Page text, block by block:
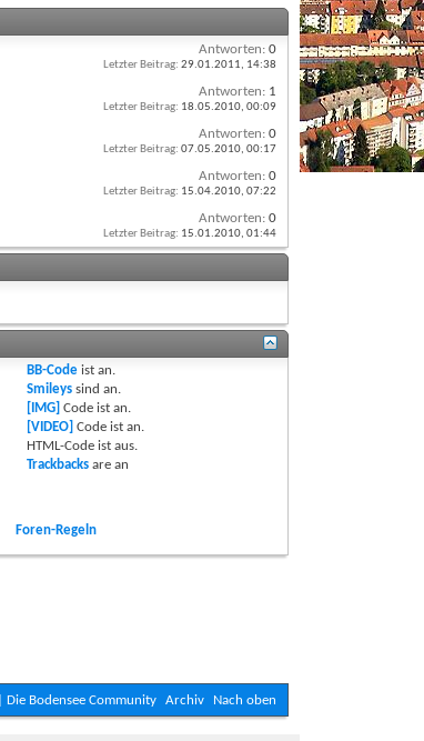
Antworten: 0
Letzter Beitrag: 29.01.2011, 14:38
Antworten: 1
Letzter Beitrag: 18.05.2010, 00:09
Antworten: 0
Letzter Beitrag: 07.05.2010, 00:17
Antworten: 0
Letzter Beitrag: 15.04.2010, 07:22
Antworten: 0
Letzter Beitrag: 15.01.2010, 01:44
BB-Code istan.
Smileys sindan.
[IMG] Code istan.
[VIDEO] Code istan.
HTML-Code istaus.
Trackbacks arean
Foren-Regeln
Die Bodensee Community Archiv Nach oben